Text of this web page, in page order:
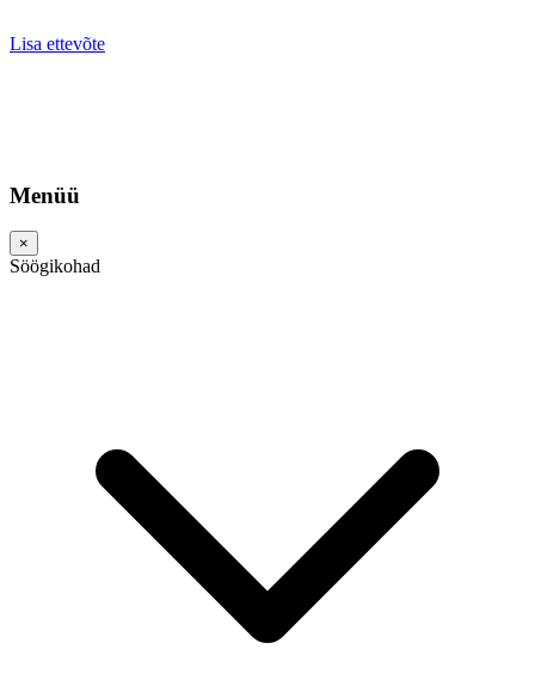
Lisa ettevõte
Menüü
×
Söögikohad